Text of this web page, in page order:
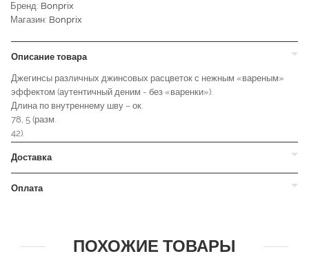
Бренд: Bonprix
Магазин: Bonprix
Описание товара
Джегинсы различных джинсовых расцветок с нежным «вареным»
эффектом (аутентичный деним - без «варенки»).
Длина по внутреннему шву – ок.
78, 5 (разм.
42).
Доставка
Оплата
ПОХОЖИЕ ТОВАРЫ